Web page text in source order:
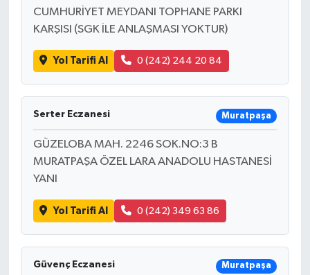
CUMHURİYET MEYDANI TOPHANE PARKI
KARŞISI (SGK İLE ANLAŞMASI YOKTUR)
Yol Tarifi Al 0 (242) 244 20 84
Serter Eczanesi Muratpaşa
GÜZELOBA MAH. 2246 SOK.NO:3 B
MURATPAŞA ÖZEL LARA ANADOLU HASTANESİ
YANI
Yol Tarifi Al 0 (242) 349 63 86
Güvenç Eczanesi Muratpaşa